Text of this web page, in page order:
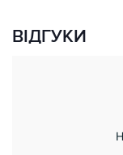
ВІДГУКИ